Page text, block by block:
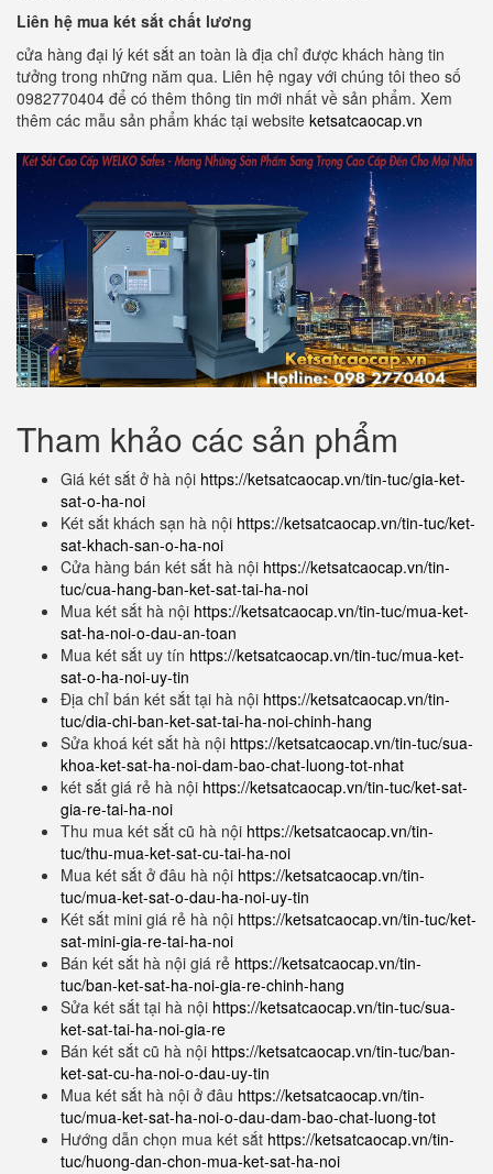
Liên hệ mua két sắt chất lương
cửa hàng đại lý két sắt an toàn là địa chỉ được khách hàng tin
tưởng trong những năm qua. Liên hệ ngay với chúng tôi theo số
0982770404 để có thêm thông tin mới nhất về sản phẩm. Xem
thêm các mẫu sản phẩm khác tại website ketsatcaocap.vn
Tham khảo các sản phẩm
Giá két sắt ở hà nội https://ketsatcaocap.vn/tin-tuc/gia-ket-
sat-o-ha-noi
Két sắt khách sạn hà nội https://ketsatcaocap.vn/tin-tuc/ket-
sat-khach-san-o-ha-noi
Cửa hàng bán két sắt hà nội https://ketsatcaocap.vn/tin-
tuc/cua-hang-ban-ket-sat-tai-ha-noi
Mua két sắt hà nội https://ketsatcaocap.vn/tin-tuc/mua-ket-
sat-ha-noi-o-dau-an-toan
Mua két sắt uy tín https://ketsatcaocap.vn/tin-tuc/mua-ket-
sat-o-ha-noi-uy-tin
Địa chỉ bán két sắt tại hà nội https://ketsatcaocap.vn/tin-
tuc/dia-chi-ban-ket-sat-tai-ha-noi-chinh-hang
Sửa khoá két sắt hà nội https://ketsatcaocap.vn/tin-tuc/sua-
khoa-ket-sat-ha-noi-dam-bao-chat-luong-tot-nhat
két sắt giá rẻ hà nội https://ketsatcaocap.vn/tin-tuc/ket-sat-
gia-re-tai-ha-noi
Thu mua két sắt cũ hà nội https://ketsatcaocap.vn/tin-
tuc/thu-mua-ket-sat-cu-tai-ha-noi
Mua két sắt ở đâu hà nội https://ketsatcaocap.vn/tin-
tuc/mua-ket-sat-o-dau-ha-noi-uy-tin
Két sắt mini giá rẻ hà nội https://ketsatcaocap.vn/tin-tuc/ket-
sat-mini-gia-re-tai-ha-noi
Bán két sắt hà nội giá rẻ https://ketsatcaocap.vn/tin-
tuc/ban-ket-sat-ha-noi-gia-re-chinh-hang
Sửa két sắt tại hà nội https://ketsatcaocap.vn/tin-tuc/sua-
ket-sat-tai-ha-noi-gia-re
Bán két sắt cũ hà nội https://ketsatcaocap.vn/tin-tuc/ban-
ket-sat-cu-ha-noi-o-dau-uy-tin
Mua két sắt hà nội ở đâu https://ketsatcaocap.vn/tin-
tuc/mua-ket-sat-ha-noi-o-dau-dam-bao-chat-luong-tot
Hướng dẫn chọn mua két sắt https://ketsatcaocap.vn/tin-
tuc/huong-dan-chon-mua-ket-sat-ha-noi